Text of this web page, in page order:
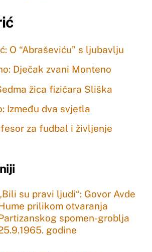
O “Abraševiću” s ljubavlju
Dječak zvani Monteno
žica fizičara Sliška
Između dva svjetla
za fudbal i življenje
su pravi ljudi“: Govor Avde
prilikom otvaranja
spomen-groblja
godine